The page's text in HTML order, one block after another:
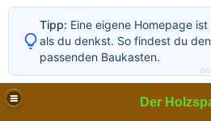
Der
Tipp: Eine eigene Homepage
als du denkst. So findest du den
passenden Baukasten.